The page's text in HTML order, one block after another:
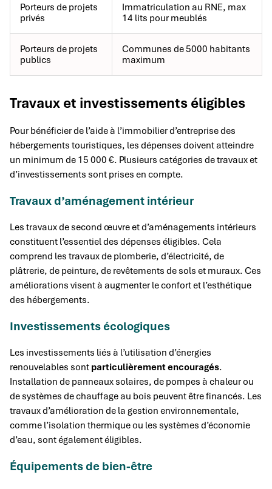
Porteurs de projets
privés
Immatriculation au RNE, max
14 lits pour meublés
Porteurs de projets
publics
Communes de 5000 habitants
maximum
Travaux et investissements éligibles
Pour bénéficier de l’aide à l’immobilier d’entreprise des
hébergements touristiques, les dépenses doivent atteindre
un minimum de 15 000 €. Plusieurs catégories de travaux et
d’investissements sont prises en compte.
Travaux d’aménagement intérieur
Les travaux de second œuvre et d’aménagements intérieurs
constituent l’essentiel des dépenses éligibles. Cela
comprend les travaux de plomberie, d’électricité, de
plâtrerie, de peinture, de revêtements de sols et muraux. Ces
améliorations visent à augmenter le confort et l’esthétique
des hébergements.
Investissements écologiques
Les investissements liés à l’utilisation d’énergies
renouvelables sont particulièrement encouragés.
Installation de panneaux solaires, de pompes à chaleur ou
de systèmes de chauffage au bois peuvent être financés. Les
travaux d’amélioration de la gestion environnementale,
comme l’isolation thermique ou les systèmes d’économie
d’eau, sont également éligibles.
Équipements de bien-être